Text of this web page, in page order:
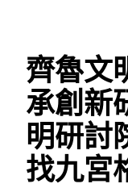
齊魯文
承創新
明研討
找九宮